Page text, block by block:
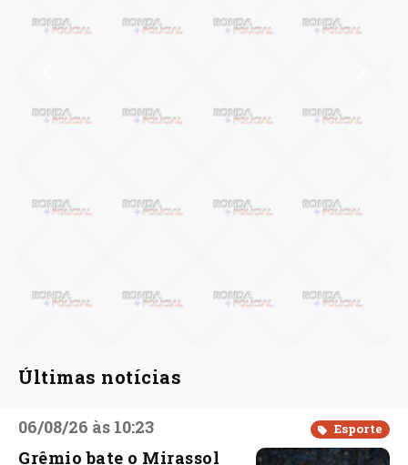
Últimas notícias
06/08/26 às 10:23 Esporte
Grêmio bate o Mirassol